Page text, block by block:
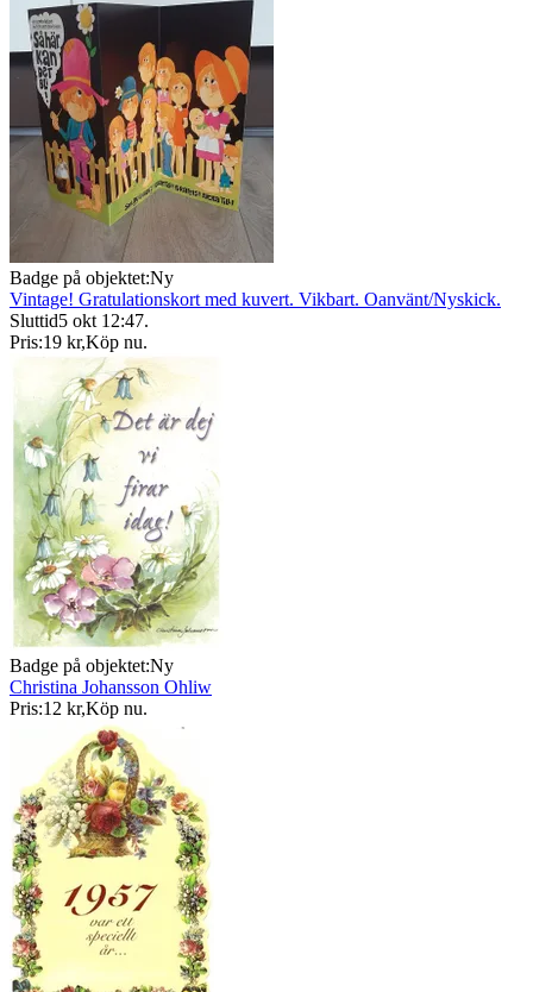
Badge på objektet:Ny
Vintage! Gratulationskort med kuvert. Vikbart. Oanvänt/Nyskick.
Sluttid5 okt 12:47.
Pris:19 kr,Köp nu.
Badge på objektet:Ny
Christina Johansson Ohliw
Pris:12 kr,Köp nu.